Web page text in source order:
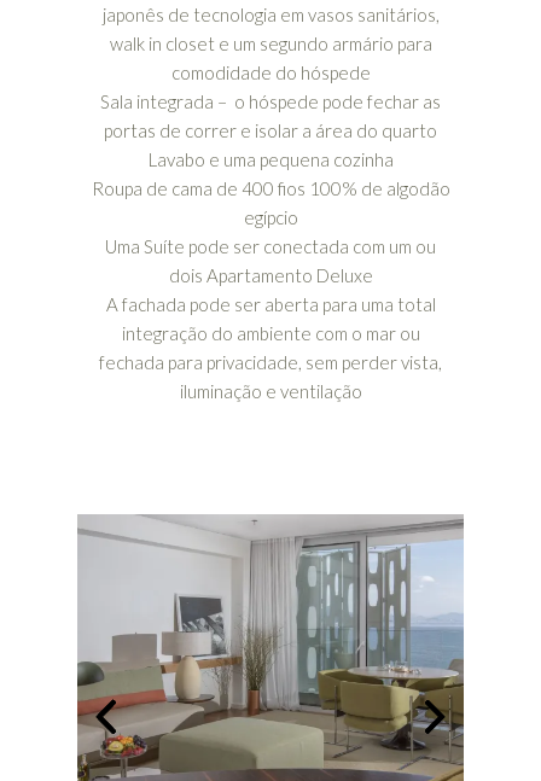
japonês de tecnologia em vasos sanitários,
walk in closet e um segundo armário para
comodidade do hóspede
Sala integrada – o hóspede pode fechar as
portas de correr e isolar a área do quarto
Lavabo e uma pequena cozinha
Roupa de cama de 400 fios 100% de algodão
egípcio
Uma Suíte pode ser conectada com um ou
dois Apartamento Deluxe
A fachada pode ser aberta para uma total
integração do ambiente com o mar ou
fechada para privacidade, sem perder vista,
iluminação e ventilação